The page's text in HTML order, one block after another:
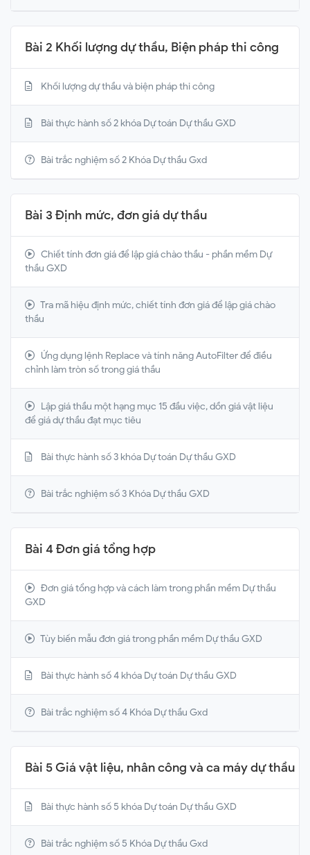
Bài 2 Khối lượng dự thầu, Biện pháp thi công
Khối lượng dự thầu và biện pháp thi công
Bài thực hành số 2 khóa Dự toán Dự thầu GXD
Bài trắc nghiệm số 2 Khóa Dự thầu Gxd
Bài 3 Định mức, đơn giá dự thầu
Chiết tính đơn giá để lập giá chào thầu - phần mềm Dự
thầu GXD
Tra mã hiệu định mức, chiết tính đơn giá để lập giá chào
thầu
Ứng dụng lệnh Replace và tính năng AutoFilter để điều
chỉnh làm tròn số trong giá thầu
Lập giá thầu một hạng mục 15 đầu việc, dồn giá vật liệu
để giá dự thầu đạt mục tiêu
Bài thực hành số 3 khóa Dự toán Dự thầu GXD
Bài trắc nghiệm số 3 Khóa Dự thầu GXD
Bài 4 Đơn giá tổng hợp
Đơn giá tổng hợp và cách làm trong phần mềm Dự thầu
GXD
Tùy biến mẫu đơn giá trong phần mềm Dự thầu GXD
Bài thực hành số 4 khóa Dự toán Dự thầu GXD
Bài trắc nghiệm số 4 Khóa Dự thầu Gxd
Bài 5 Giá vật liệu, nhân công và ca máy dự thầu
Bài thực hành số 5 khóa Dự toán Dự thầu GXD
Bài trắc nghiệm số 5 Khóa Dự thầu Gxd